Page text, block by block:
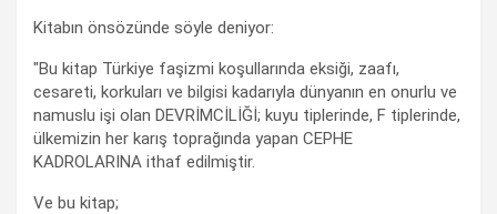
Kitabın önsözünde söyle deniyor:
"Bu kitap Türkiye faşizmi koşullarında eksiği, zaafı,
cesareti, korkuları ve bilgisi kadarıyla dünyanın en onurlu ve
namuslu işi olan DEVRİMCİLİĞİ; kuyu tiplerinde, F tiplerinde,
ülkemizin her karış toprağında yapan CEPHE
KADROLARINA ithaf edilmiştir.
Ve bu kitap;